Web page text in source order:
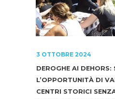
3 OTTOBRE 2024
DEROGHE AI DEHORS:
L’OPPORTUNITÀ DI
CENTRI STORICI